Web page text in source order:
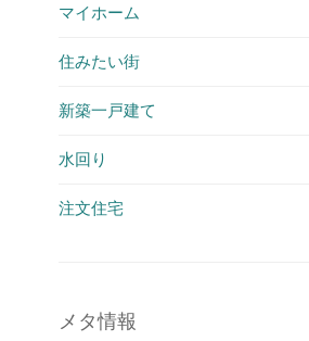
マイホーム
住みたい街
新築一戸建て
水回り
注文住宅
メタ情報